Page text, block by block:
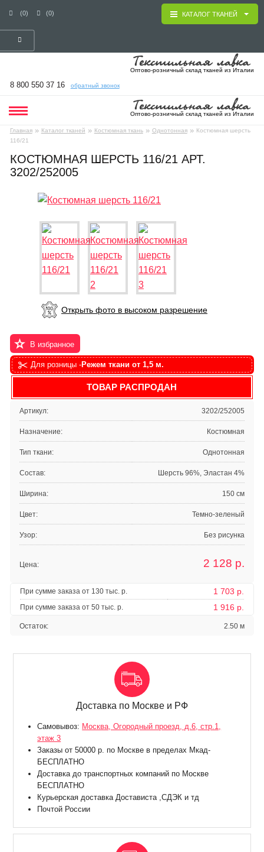
(0) (0)
Оптово-розничный склад тканей из Италии
8 800 550 37 16 обратный звонок
Оптово-розничный склад тканей из Италии
Главная » Каталог тканей » Костюмная ткань » Однотонная » Костюмная шерсть
116/21
КАТАЛОГ ТКАНЕЙ
КОСТЮМНАЯ ШЕРСТЬ 116/21 АРТ.
3202/252005
Открыть фото в высоком разрешение
В избранное
Для розницы -Режем ткани от 1,5 м.
ТОВАР РАСПРОДАН
Артикул: 3202/252005
Назначение: Костюмная
Тип ткани: Однотонная
Состав: Шерсть 96%, Эластан 4%
Ширина: 150 см
Цвет: Темно-зеленый
Узор: Без рисунка
Цена: 2 128 р.
При сумме заказа от 130 тыс. р. 1 703 р.
При сумме заказа от 50 тыс. р. 1 916 р.
Остаток: 2.50 м
Доставка по Москве и РФ
Самовывоз: Москва, Огородный проезд, д.6, стр.1,
этаж 3
Заказы от 50000 р. по Москве в пределах Мкад-
БЕСПЛАТНО
Доставка до транспортных компаний по Москве
БЕСПЛАТНО
Курьерская доставка Достависта ,СДЭК и тд
Почтой России